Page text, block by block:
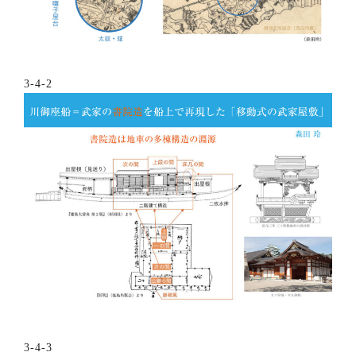
3-4-2
3-4-3